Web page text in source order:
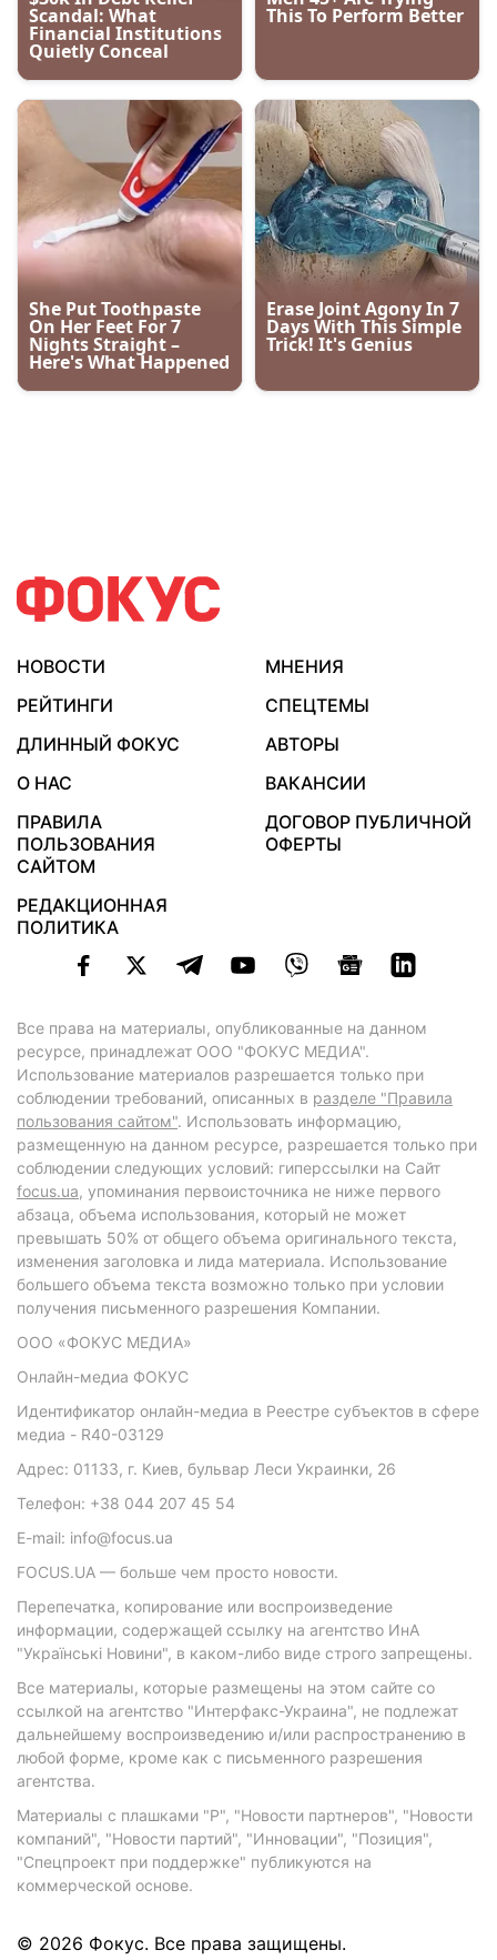
НОВОСТИ
МНЕНИЯ
РЕЙТИНГИ
СПЕЦТЕМЫ
ДЛИННЫЙ ФОКУС
АВТОРЫ
О НАС
ВАКАНСИИ
ПРАВИЛА
ПОЛЬЗОВАНИЯ
САЙТОМ
ДОГОВОР ПУБЛИЧНОЙ
ОФЕРТЫ
РЕДАКЦИОННАЯ
ПОЛИТИКА
Все права на материалы, опубликованные на данном
ресурсе, принадлежат ООО "ФОКУС МЕДИА".
Использование материалов разрешается только при
соблюдении требований, описанных в разделе "Правила
пользования сайтом". Использовать информацию,
размещенную на данном ресурсе, разрешается только при
соблюдении следующих условий: гиперссылки на Сайт
focus.ua, упоминания первоисточника не ниже первого
абзаца, объема использования, который не может
превышать 50% от общего объема оригинального текста,
изменения заголовка и лида материала. Использование
большего объема текста возможно только при условии
получения письменного разрешения Компании.
ООО «ФОКУС МЕДИА»
Онлайн-медиа ФОКУС
Идентификатор онлайн-медиа в Реестре субъектов в сфере
медиа - R40-03129
Адрес: 01133, г. Киев, бульвар Леси Украинки, 26
Телефон: +38 044 207 45 54
E-mail: info@focus.ua
FOCUS.UA — больше чем просто новости.
Перепечатка, копирование или воспроизведение
информации, содержащей ссылку на агентство ИнА
"Українські Новини", в каком-либо виде строго запрещены.
Все материалы, которые размещены на этом сайте со
ссылкой на агентство "Интерфакс-Украина", не подлежат
дальнейшему воспроизведению и/или распространению в
любой форме, кроме как с письменного разрешения
агентства.
Материалы с плашками "Р", "Новости партнеров", "Новости
компаний", "Новости партий", "Инновации", "Позиция",
"Спецпроект при поддержке" публикуются на
коммерческой основе.
© 2026 Фокус. Все права защищены.